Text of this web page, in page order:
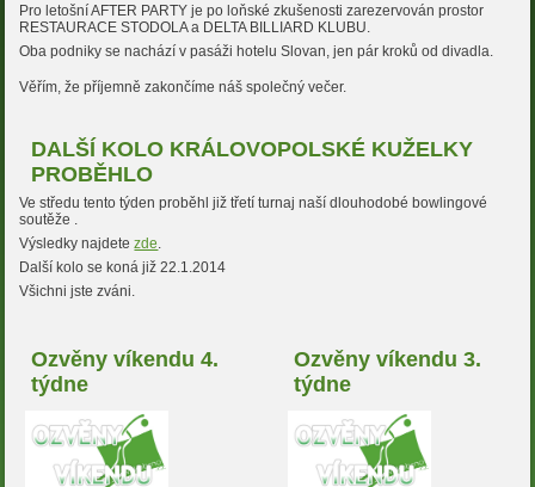
Pro letošní AFTER PARTY je po loňské zkušenosti zarezervován prostor
RESTAURACE STODOLA a DELTA BILLIARD KLUBU.
Oba podniky se nachází v pasáži hotelu Slovan, jen pár kroků od divadla.
Věřím, že příjemně zakončíme náš společný večer.
DALŠÍ KOLO KRÁLOVOPOLSKÉ KUŽELKY
PROBĚHLO
Ve středu tento týden proběhl již třetí turnaj naší dlouhodobé bowlingové
soutěže .
Výsledky najdetezde.
Další kolo se koná již 22.1.2014
Všichni jste zváni.
Ozvěny víkendu 4.
týdne
Ozvěny víkendu 3.
týdne